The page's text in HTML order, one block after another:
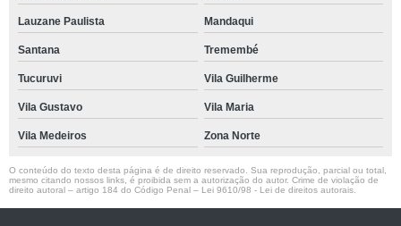
Lauzane Paulista Mandaqui
Santana Tremembé
Tucuruvi Vila Guilherme
Vila Gustavo Vila Maria
Vila Medeiros Zona Norte
O conteúdo do texto desta página é de direito reservado. Sua reprodução, parcial ou total,
mesmo citando nossos links, é proibida sem a autorização do autor. Crime de violação de
direito autoral – artigo 184 do Código Penal – Lei 9610/98 - Lei de direitos autorais